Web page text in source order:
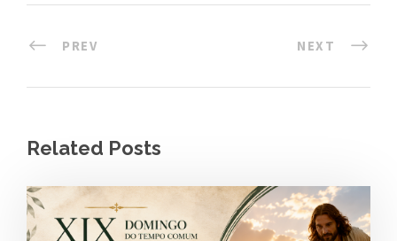
PREV NEXT
Related Posts